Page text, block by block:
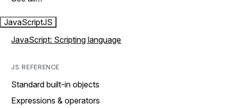
JavaScriptJS
JavaScript: Scripting language
JS REFERENCE
Standard built-in objects
Expressions & operators